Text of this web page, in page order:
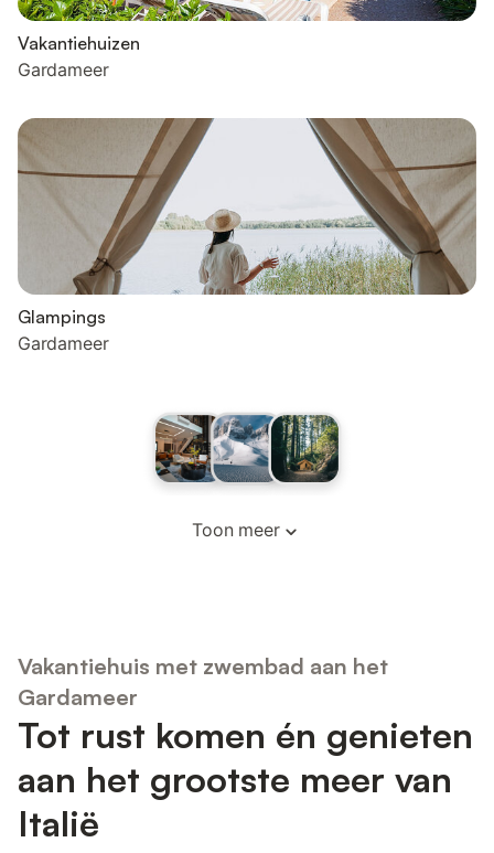
Vakantiehuizen
Gardameer
Glampings
Gardameer
Toon meer
Vakantiehuis met zwembad aan het
Gardameer
Tot rust komen én genieten
aan het grootste meer van
Italië